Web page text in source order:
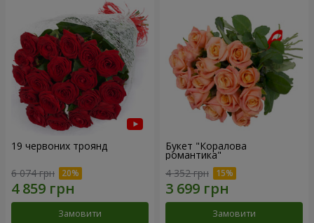
19 червоних троянд
6 074 грн
Замовити
Букет "Коралова
романтика"
4 352 грн
Замовити